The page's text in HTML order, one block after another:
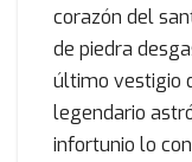
corazón del
de piedra
último vestigio
legendario
infortunio lo